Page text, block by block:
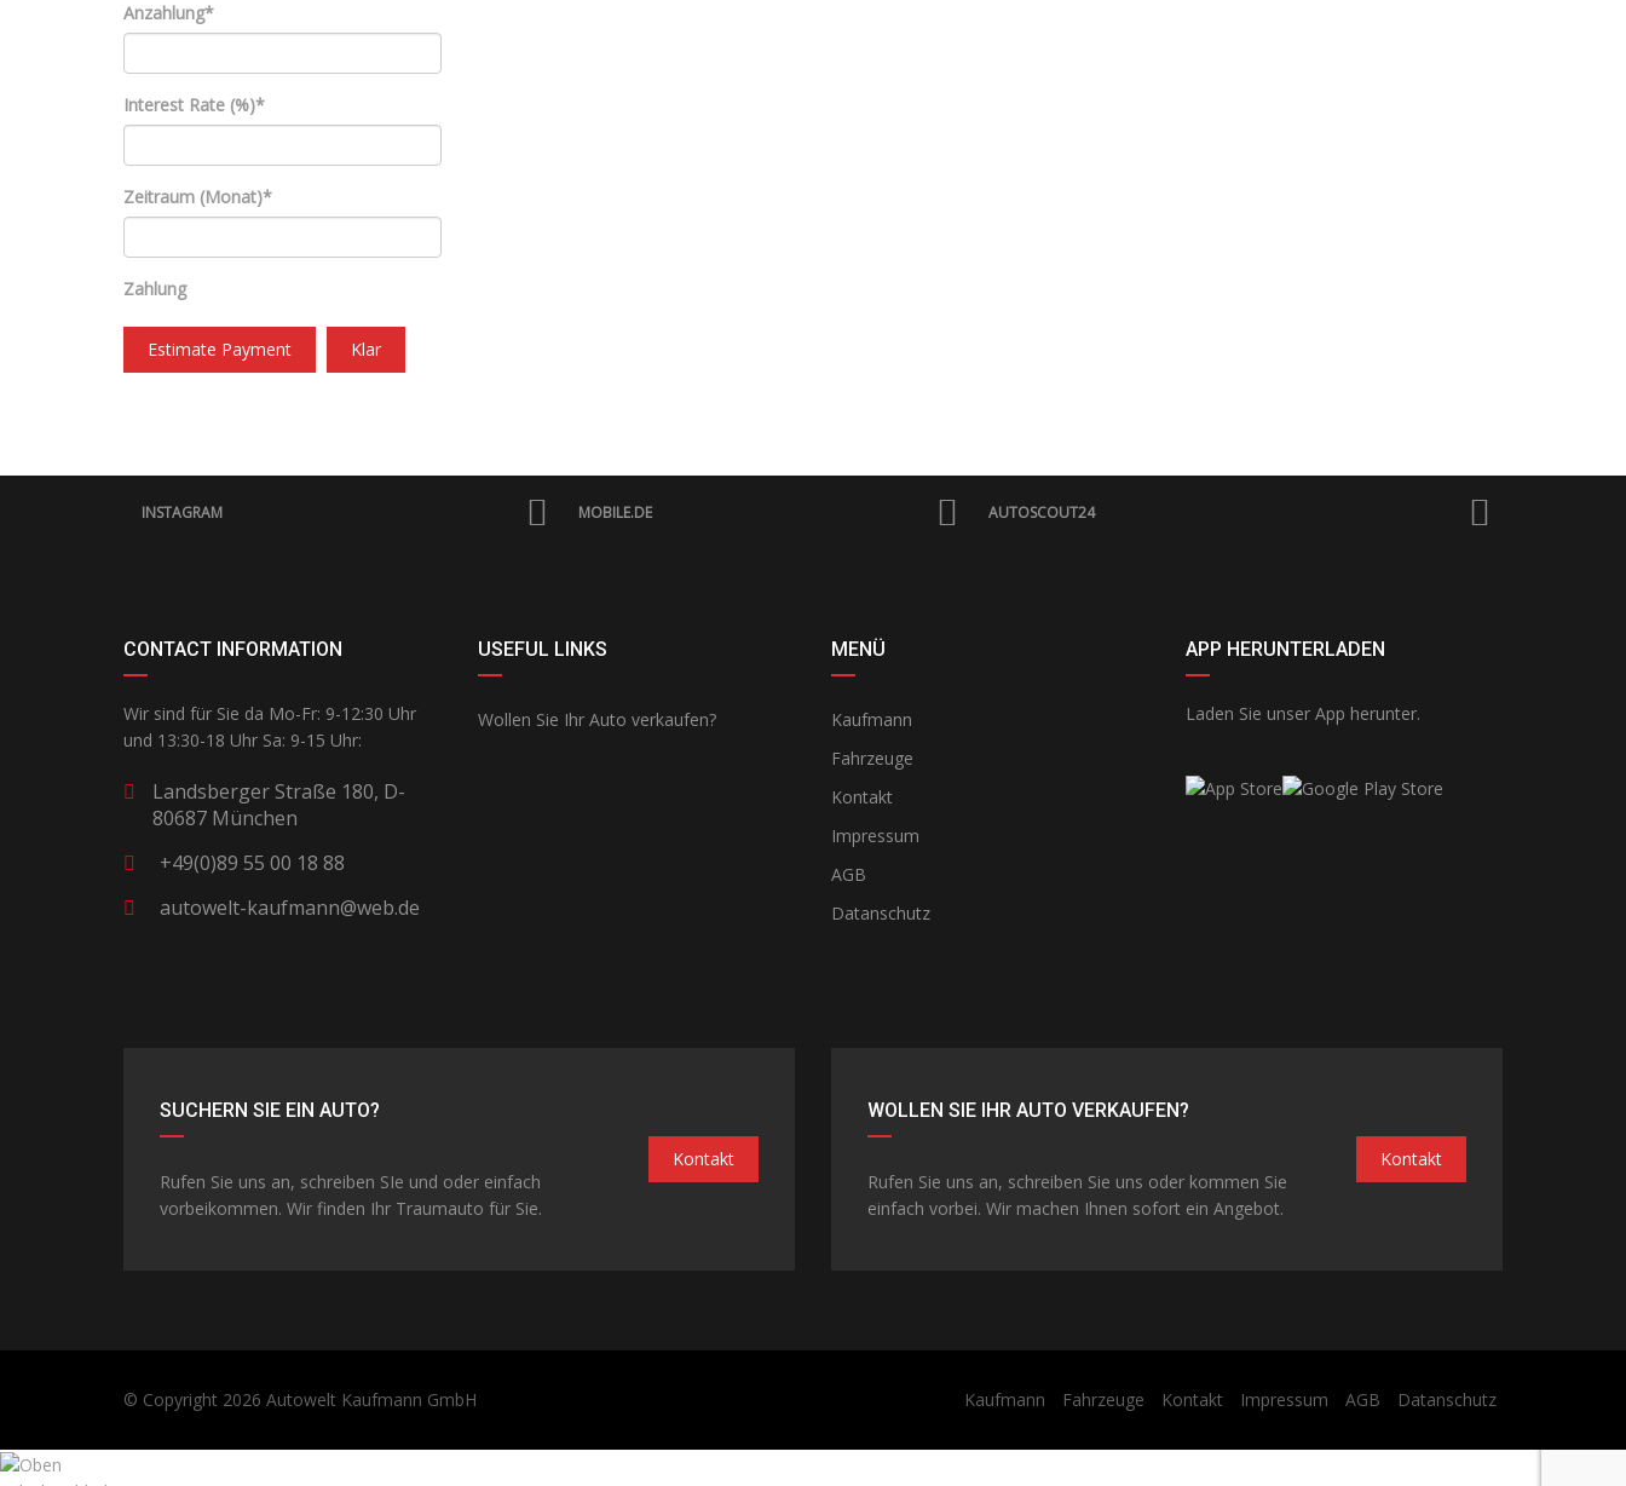
Anzahlung*
Interest Rate (%)*
Zeitraum (Monat)*
Zahlung
Estimate Payment Klar
INSTAGRAM MOBILE.DE AUTOSCOUT24
CONTACT INFORMATION
Wir sind für Sie da Mo-Fr: 9-12:30 Uhr
und 13:30-18 Uhr Sa: 9-15 Uhr:
Landsberger Straße 180, D-
80687 München
+49(0)89 55 00 18 88
autowelt-kaufmann@web.de
USEFUL LINKS
Wollen Sie Ihr Auto verkaufen?
MENÜ
Kaufmann
Fahrzeuge
Kontakt
Impressum
AGB
Datanschutz
APP HERUNTERLADEN
Laden Sie unser App herunter.
SUCHERN SIE EIN AUTO?
Rufen Sie uns an, schreiben SIe und oder einfach
vorbeikommen. Wir finden Ihr Traumauto für Sie.
Kontakt
WOLLEN SIE IHR AUTO VERKAUFEN?
Rufen Sie uns an, schreiben Sie uns oder kommen Sie
einfach vorbei. Wir machen Ihnen sofort ein Angebot.
Kontakt
© Copyright 2026 Autowelt Kaufmann GmbH Kaufmann Fahrzeuge Kontakt Impressum AGB Datanschutz